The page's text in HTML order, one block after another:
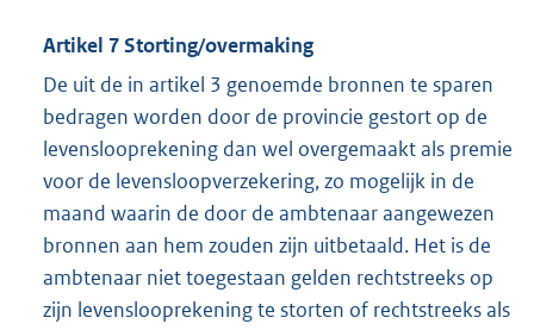
Artikel 7 Storting/overmaking
De uit de in artikel 3 genoemde bronnen te sparen
bedragen worden door de provincie gestort op de
levenslooprekening dan wel overgemaakt als premie
voor de levensloopverzekering, zo mogelijk in de
maand waarin de door de ambtenaar aangewezen
bronnen aan hem zouden zijn uitbetaald. Het is de
ambtenaar niet toegestaan gelden rechtstreeks op
zijn levenslooprekening te storten of rechtstreeks als